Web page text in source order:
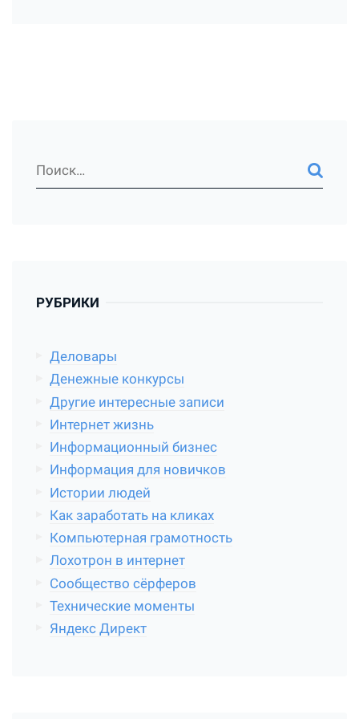
РУБРИКИ
Деловары
Денежные конкурсы
Другие интересные записи
Интернет жизнь
Информационный бизнес
Информация для новичков
Истории людей
Как заработать на кликах
Компьютерная грамотность
Лохотрон в интернет
Сообщество сёрферов
Технические моменты
Яндекс Директ